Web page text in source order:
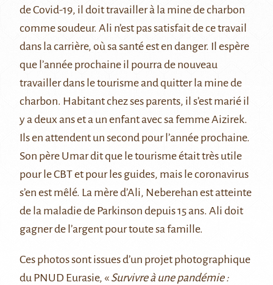
de Covid-19, il doit travailler à la mine de charbon
comme soudeur. Ali n’est pas satisfait de ce travail
dans la carrière, où sa santé est en danger. Il espère
que l’année prochaine il pourra de nouveau
travailler dans le tourisme and quitter la mine de
charbon. Habitant chez ses parents, il s’est marié il
y a deux ans et a un enfant avec sa femme Aizirek.
Ils en attendent un second pour l’année prochaine.
Son père Umar dit que le tourisme était très utile
pour le CBT et pour les guides, mais le coronavirus
s’en est mêlé. La mère d’Ali, Neberehan est atteinte
de la maladie de Parkinson depuis 15 ans. Ali doit
gagner de l’argent pour toute sa famille.
Ces photos sont issues d’un projet photographique
du PNUD Eurasie, « Survivre à une pandémie :